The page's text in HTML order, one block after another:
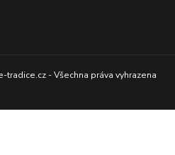
- Všechna práva vyhrazena